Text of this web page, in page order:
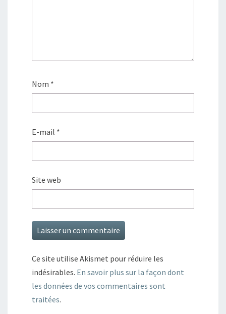
Nom *
E-mail *
Site web
Ce site utilise Akismet pour réduire les
indésirables. En savoir plus sur la façon dont
les données de vos commentaires sont
traitées.